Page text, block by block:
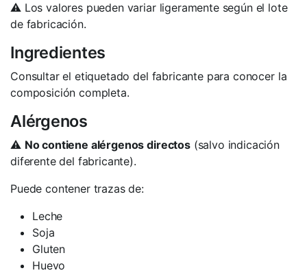
⚠️ Los valores pueden variar ligeramente según el lote
de fabricación.
Ingredientes
Consultar el etiquetado del fabricante para conocer la
composición completa.
Alérgenos
⚠️ No contiene alérgenos directos(salvo indicación
diferente del fabricante).
Puede contener trazas de:
Leche
Soja
Gluten
Huevo